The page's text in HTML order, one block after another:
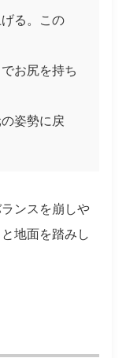
る。この
お尻を持ち
姿勢に戻
ンスを崩しや
地面を踏みし